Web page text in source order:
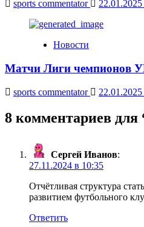
sports commentator 22.01.2025
Новости
Матчи Лиги чемпионов
sports commentator 22.01.2025
8 комментариев для
Сергей Иванов:
27.11.2024 в 10:35
Отчётливая структура
развитием футбольного
Ответить